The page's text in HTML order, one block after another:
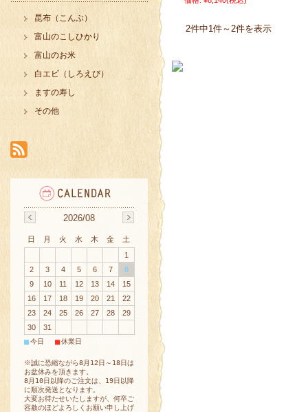
2件中1件～2件を表示
昆布（こんぶ）
富山のこしひかり
富山のお米
白エビ（しろえび）
ますの寿し
その他
2026/08
日 月 火 水 木 金
土
1
2
3 4 5 6 7
8
9
10 11 12 13 14
15
16
17 18 19 20 21
22
23
24 25 26 27 28
29
30
31
■今日 ■休業日
※誠に恐縮ながら8月12日～18日は
お盆休みを頂きます。
8月10日以降のご注文は、19日以降
に順次発送となります。
大変お待たせいたしますが、何卒ご
容赦のほどよろしくお願い申し上げ